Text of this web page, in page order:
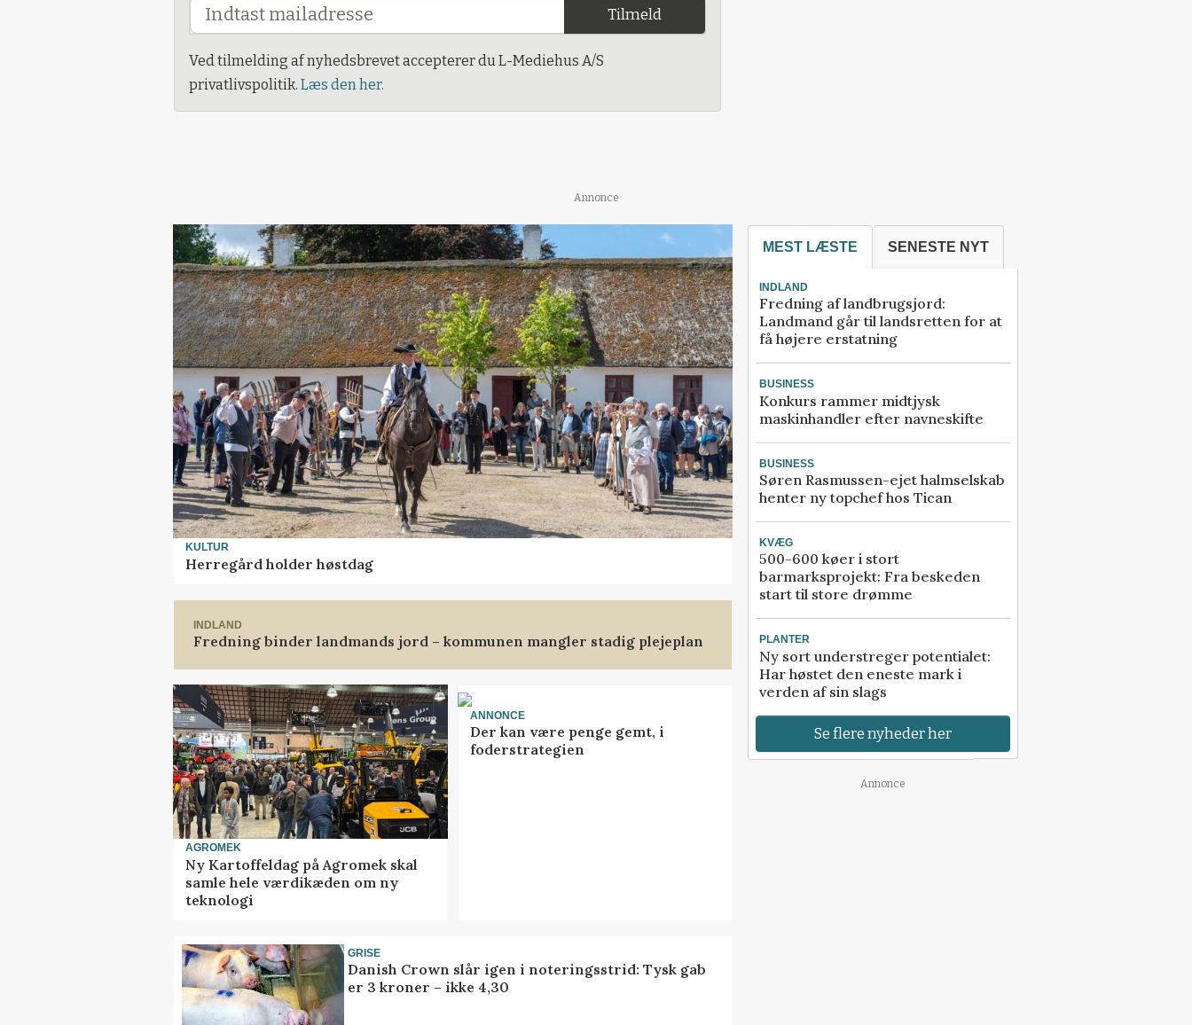
Tilmeld
Ved tilmelding af nyhedsbrevet accepterer du L-Mediehus A/S
privatlivspolitik. Læs den her.
Annonce
KULTUR
Herregård holder høstdag
INDLAND
Fredning binder landmands jord – kommunen mangler stadig plejeplan
AGROMEK
Ny Kartoffeldag på Agromek skal
samle hele værdikæden om ny
teknologi
ANNONCE
Der kan være penge gemt, i
foderstrategien
GRISE
Danish Crown slår igen i noteringsstrid: Tysk gab
er 3 kroner – ikke 4,30
MEST LÆSTE SENESTE NYT
INDLAND
Fredning af landbrugsjord:
Landmand går til landsretten for at
få højere erstatning
BUSINESS
Konkurs rammer midtjysk
maskinhandler efter navneskifte
BUSINESS
Søren Rasmussen-ejet halmselskab
henter ny topchef hos Tican
KVÆG
500-600 køer i stort
barmarksprojekt: Fra beskeden
start til store drømme
PLANTER
Ny sort understreger potentialet:
Har høstet den eneste mark i
verden af sin slags
Se flere nyheder her
Annonce